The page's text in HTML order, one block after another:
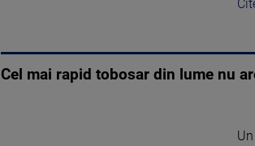
Cel mai rapid tobosar din lume nu